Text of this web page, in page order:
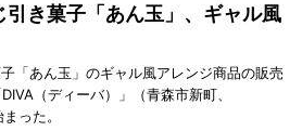
き菓子「あん玉」、ギャル風
「あん玉」のギャル風アレンジ商品の販売
（ディーバ）」（青森市新町、
った。